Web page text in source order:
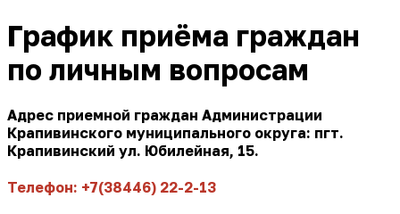
График приёма граждан
по личным вопросам
Адрес приемной граждан Администрации
Крапивинского муниципального округа: пгт.
Крапивинский ул. Юбилейная, 15.
Телефон: +7(38446) 22-2-13